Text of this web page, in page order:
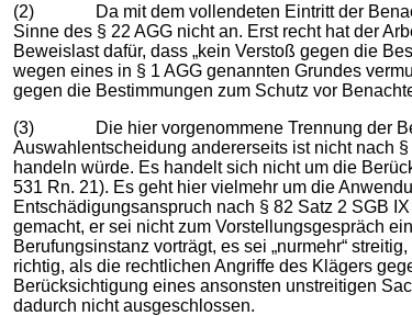
(2) Da mit dem vollendeten Eintritt der
Sinne des § 22 AGG nicht an. Erst recht hat der
Beweislast dafür, dass „kein Verstoß gegen die
wegen eines in § 1 AGG genannten Grundes
gegen die Bestimmungen zum Schutz vor
(3) Die hier vorgenommene Trennung der
Auswahlentscheidung andererseits ist nicht nach
handeln würde. Es handelt sich nicht um die
531 Rn. 21). Es geht hier vielmehr um die
Entschädigungsanspruch nach § 82 Satz 2 SGB
gemacht, er sei nicht zum Vorstellungsgespräch
Berufungsinstanz vorträgt, es sei „nurmehr“
richtig, als die rechtlichen Angriffe des Klägers
Berücksichtigung eines ansonsten unstreitigen
dadurch nicht ausgeschlossen.